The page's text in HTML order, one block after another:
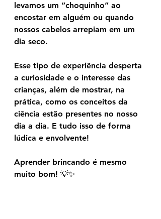
levamos um “choquinho” ao
encostar em alguém ou quando
nossos cabelos arrepiam em um
dia seco.
Esse tipo de experiência desperta
a curiosidade e o interesse das
crianças, além de mostrar, na
prática, como os conceitos da
ciência estão presentes no nosso
dia a dia. E tudo isso de forma
lúdica e envolvente!
Aprender brincando é mesmo
muito bom! 💡✨